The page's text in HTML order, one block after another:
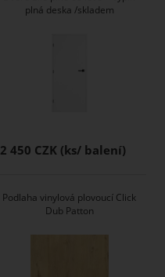
plná deska /skladem
2 450 CZK
Podlaha vinylová plovoucí Click
Dub Patton